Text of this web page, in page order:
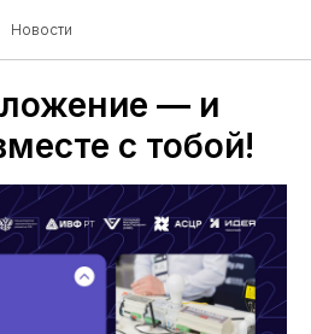
Новости
— и
с тобой!